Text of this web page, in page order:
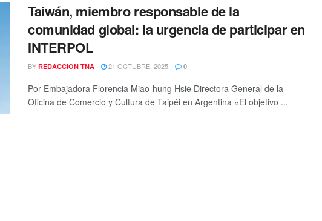
Taiwán, miembro responsable de la
comunidad global: la urgencia de participar en
INTERPOL
BY REDACCION TNA 21 OCTUBRE, 2025 0
Por Embajadora Florencia Miao-hung Hsie Directora General de la
Oficina de Comercio y Cultura de Taipéi en Argentina «El objetivo ...